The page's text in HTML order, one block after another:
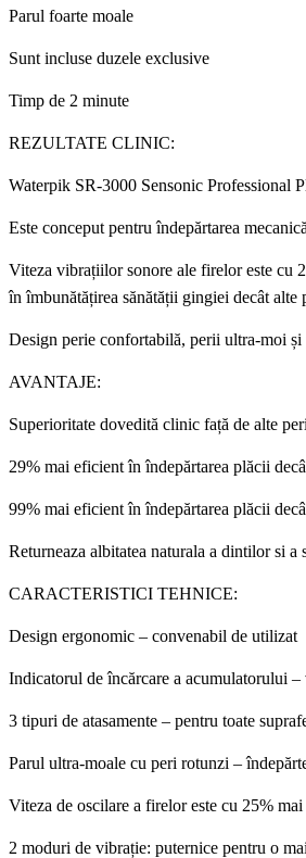
Parul foarte moale
Sunt incluse duzele exclusive
Timp de 2 minute
REZULTATE CLINIC:
Waterpik SR-3000 Sensonic Professional
Este conceput pentru îndepărtarea
Viteza vibrațiilor sonore ale firelor este cu
în îmbunătățirea sănătății gingiei decât alte
Design perie confortabilă, perii ultra-moi și
AVANTAJE:
Superioritate dovedită clinic față de alte
29% mai eficient în îndepărtarea plăcii
99% mai eficient în îndepărtarea plăcii
Returneaza albitatea naturala a dintilor si a
CARACTERISTICI TEHNICE:
Design ergonomic – convenabil de utilizat
Indicatorul de încărcare a acumulatorului
3 tipuri de atasamente – pentru toate
Parul ultra-moale cu peri rotunzi –
Viteza de oscilare a firelor este cu 25%
2 moduri de vibrație: puternice pentru o